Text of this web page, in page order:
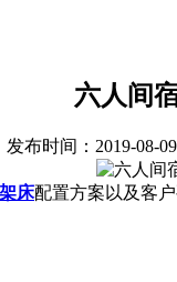
六人间
发布时间： 2019-08-
床配置方案以及客